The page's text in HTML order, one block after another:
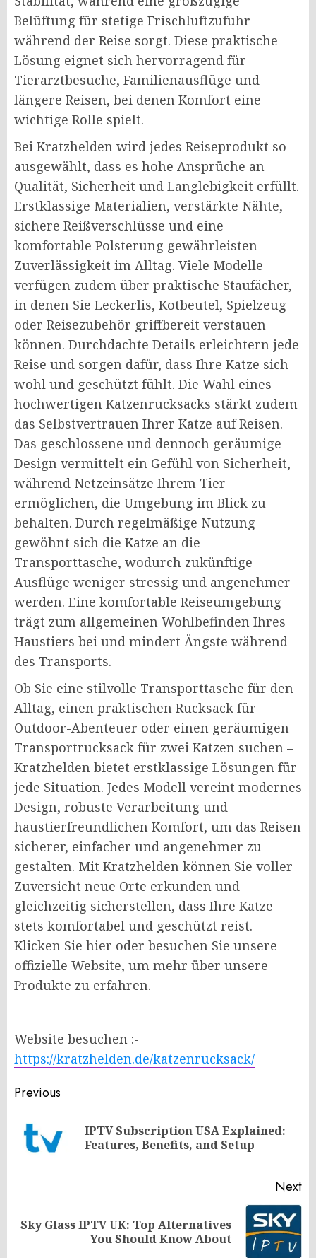
Belüftung für stetige Frischluftzufuhr
während der Reise sorgt. Diese praktische
Lösung eignet sich hervorragend für
Tierarztbesuche, Familienausflüge und
längere Reisen, bei denen Komfort eine
wichtige Rolle spielt.
Bei Kratzhelden wird jedes Reiseprodukt so
ausgewählt, dass es hohe Ansprüche an
Qualität, Sicherheit und Langlebigkeit erfüllt.
Erstklassige Materialien, verstärkte Nähte,
sichere Reißverschlüsse und eine
komfortable Polsterung gewährleisten
Zuverlässigkeit im Alltag. Viele Modelle
verfügen zudem über praktische Staufächer,
in denen Sie Leckerlis, Kotbeutel, Spielzeug
oder Reisezubehör griffbereit verstauen
können. Durchdachte Details erleichtern jede
Reise und sorgen dafür, dass Ihre Katze sich
wohl und geschützt fühlt. Die Wahl eines
hochwertigen Katzenrucksacks stärkt zudem
das Selbstvertrauen Ihrer Katze auf Reisen.
Das geschlossene und dennoch geräumige
Design vermittelt ein Gefühl von Sicherheit,
während Netzeinsätze Ihrem Tier
ermöglichen, die Umgebung im Blick zu
behalten. Durch regelmäßige Nutzung
gewöhnt sich die Katze an die
Transporttasche, wodurch zukünftige
Ausflüge weniger stressig und angenehmer
werden. Eine komfortable Reiseumgebung
trägt zum allgemeinen Wohlbefinden Ihres
Haustiers bei und mindert Ängste während
des Transports.
Ob Sie eine stilvolle Transporttasche für den
Alltag, einen praktischen Rucksack für
Outdoor-Abenteuer oder einen geräumigen
Transportrucksack für zwei Katzen suchen –
Kratzhelden bietet erstklassige Lösungen für
jede Situation. Jedes Modell vereint modernes
Design, robuste Verarbeitung und
haustierfreundlichen Komfort, um das Reisen
sicherer, einfacher und angenehmer zu
gestalten. Mit Kratzhelden können Sie voller
Zuversicht neue Orte erkunden und
gleichzeitig sicherstellen, dass Ihre Katze
stets komfortabel und geschützt reist.
Klicken Sie hier oder besuchen Sie unsere
offizielle Website, um mehr über unsere
Produkte zu erfahren.
Website besuchen :-
https://kratzhelden.de/katzenrucksack/
Post
navigation
Previous
IPTV Subscription USA Explained:
Features, Benefits, and Setup
Next
Next
Sky Glass IPTV UK: Top Alternatives
You Should Know About